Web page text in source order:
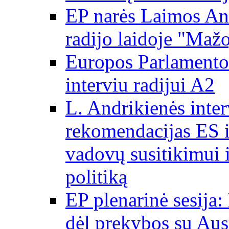
EP narės Laimos
radijo laidoje
Europos
interviu radijui A2
L. Andrikienės
rekomendacijas
vadovų susitikimui
politiką
EP plenarinė
dėl prekybos su